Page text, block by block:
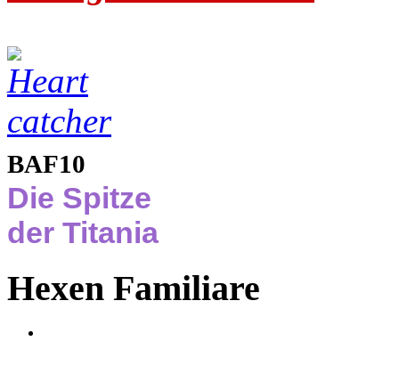
BAF10
Die Spitze
der Titania
Hexen Familiare